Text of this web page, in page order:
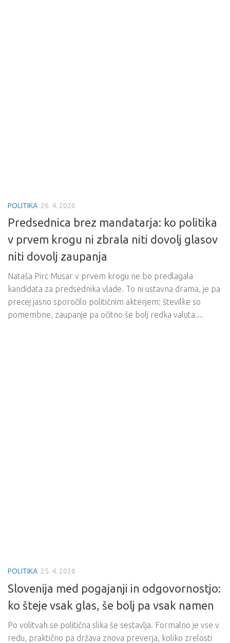
POLITIKA 26. 4. 2026
Predsednica brez mandatarja: ko politika
v prvem krogu ni zbrala niti dovolj glasov
niti dovolj zaupanja
Nataša Pirc Musar v prvem krogu ne bo predlagala
kandidata za predsednika vlade. To ni ustavna drama, je pa
precej jasno sporočilo političnim akterjem: številke so
pomembne, zaupanje pa očitno še bolj redka valuta....
POLITIKA 25. 4. 2026
Slovenija med pogajanji in odgovornostjo:
ko šteje vsak glas, še bolj pa vsak namen
Po volitvah se politična slika še sestavlja. Formalno je vse v
redu, praktično pa država znova preverja, koliko zrelosti